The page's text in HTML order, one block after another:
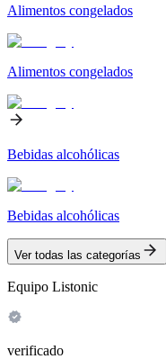
Alimentos congelados
Alimentos congelados
Bebidas alcohólicas
Bebidas alcohólicas
Ver todas las categorías
Equipo Listonic
verificado